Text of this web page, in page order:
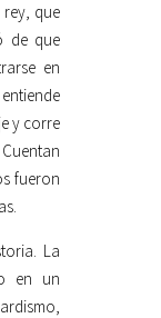
que
de que
en
y corre
fueron
La
en un